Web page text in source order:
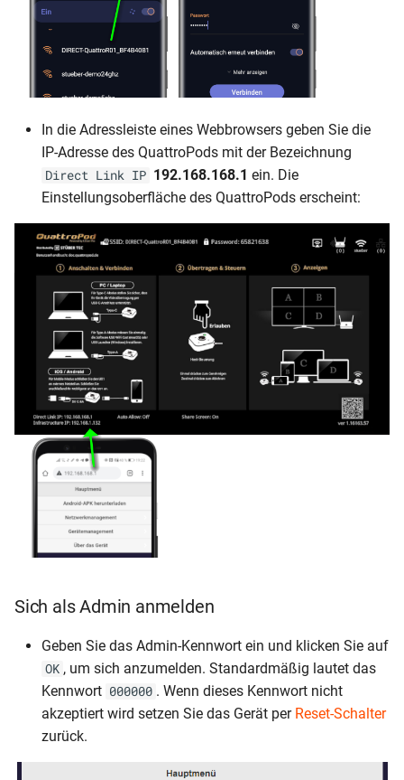
In die Adressleiste eines Webbrowsers geben Sie die
IP-Adresse des QuattroPods mit der Bezeichnung
Direct Link IP 192.168.168.1 ein. Die
Einstellungsoberfläche des QuattroPods erscheint:
Sich als Admin anmelden
Geben Sie das Admin-Kennwort ein und klicken Sie auf
OK , um sich anzumelden. Standardmäßig lautet das
Kennwort 000000 . Wenn dieses Kennwort nicht
akzeptiert wird setzen Sie das Gerät per Reset-Schalter
zurück.